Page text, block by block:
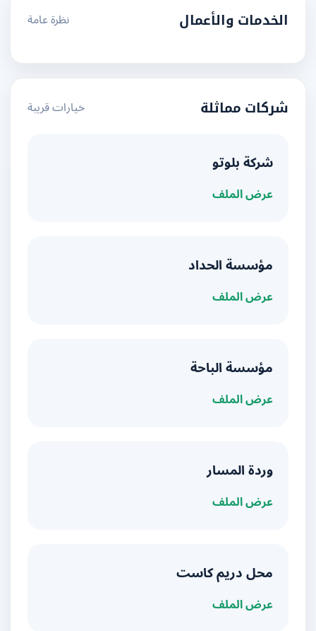
الخدمات والأعمال نظرة عامة
شركات مماثلة خيارات قريبة
شركة بلوتو
عرض الملف
مؤسسة الحداد
عرض الملف
مؤسسة الباحة
عرض الملف
وردة المسار
عرض الملف
محل دريم كاست
عرض الملف